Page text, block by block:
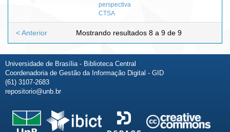
perspectiva
CTSA
Mostrando resultados 8 a 9 de 9
< Anterior
Universidade de Brasília - Biblioteca Central
Coordenadoria de Gestão da Informação Digital - GID
(61) 3107-2683
repositorio@unb.br